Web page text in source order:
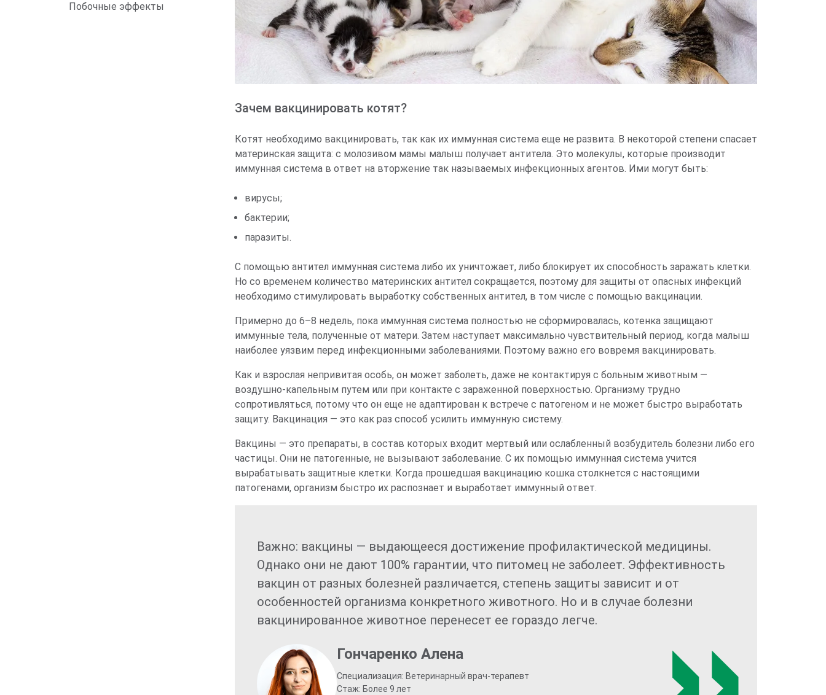
Побочные эффекты
Зачем вакцинировать котят?
Котят необходимо вакцинировать, так как их иммунная система еще не развита. В некоторой степени спасает
материнская защита: с молозивом мамы малыш получает антитела. Это молекулы, которые производит
иммунная система в ответ на вторжение так называемых инфекционных агентов. Ими могут быть:
вирусы;
бактерии;
паразиты.
С помощью антител иммунная система либо их уничтожает, либо блокирует их способность заражать клетки.
Но со временем количество материнских антител сокращается, поэтому для защиты от опасных инфекций
необходимо стимулировать выработку собственных антител, в том числе с помощью вакцинации.
Примерно до 6–8 недель, пока иммунная система полностью не сформировалась, котенка защищают
иммунные тела, полученные от матери. Затем наступает максимально чувствительный период, когда малыш
наиболее уязвим перед инфекционными заболеваниями. Поэтому важно его вовремя вакцинировать.
Как и взрослая непривитая особь, он может заболеть, даже не контактируя с больным животным —
воздушно-капельным путем или при контакте с зараженной поверхностью. Организму трудно
сопротивляться, потому что он еще не адаптирован к встрече с патогеном и не может быстро выработать
защиту. Вакцинация — это как раз способ усилить иммунную систему.
Вакцины — это препараты, в состав которых входит мертвый или ослабленный возбудитель болезни либо его
частицы. Они не патогенные, не вызывают заболевание. С их помощью иммунная система учится
вырабатывать защитные клетки. Когда прошедшая вакцинацию кошка столкнется с настоящими
патогенами, организм быстро их распознает и выработает иммунный ответ.
Важно: вакцины — выдающееся достижение профилактической медицины.
Однако они не дают 100% гарантии, что питомец не заболеет. Эффективность
вакцин от разных болезней различается, степень защиты зависит и от
особенностей организма конкретного животного. Но и в случае болезни
вакцинированное животное перенесет ее гораздо легче.
Гончаренко Алена
Специализация: Ветеринарный врач-терапевт
Стаж: Более 9 лет